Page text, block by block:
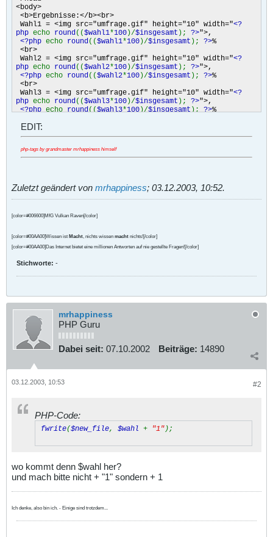
<body>
<b>Ergebnisse:</b><br>
Wahl1 = <img src="umfrage.gif" height="10" width="<?
php echo round (($wahl1*100)/$insgesamt ); ?>">,
<?php echo round (($wahl1*100)/$insgesamt ); ?>%
<br>
Wahl2 = <img src="umfrage.gif" height="10" width="<?
php echo round (($wahl2*100)/$insgesamt ); ?>">,
<?php echo round (($wahl2*100)/$insgesamt ); ?>%
<br>
Wahl3 = <img src="umfrage.gif" height="10" width="<?
php echo round (($wahl3*100)/$insgesamt ); ?>">,
<?php echo round (($wahl3*100)/$insgesamt ); ?>%
<?php
} else {
echo"<input type=radio vaule=wahl1>Wahl1<br>"
echo
echo"<a href=umfrage.php>Ergebnisse</a>";
</body>
EDIT:
php-tags by grandmaster mrhappiness himself
Zuletzt geändert von mrhappiness; 03.12.2003, 10:52.
[color=#006600]MfG Vulkan Raven[/color]
[color=#00AA00]Wissen ist Macht, nichts wissen macht nichts![/color]
[color=#00AA00]Das Internet bietet eine millionen Antworten auf nie gestellte Fragen![/color]
Stichworte: -
mrhappiness
PHP Guru
Dabei seit: 07.10.2002 Beiträge: 14890
#2
03.12.2003, 10:53
PHP-Code:
fwrite($new_file, $wahl + "1");
wo kommt denn $wahl her?
und mach bitte nicht + "1" sondern + 1
Ich denke, also bin ich. - Einige sind trotzdem...